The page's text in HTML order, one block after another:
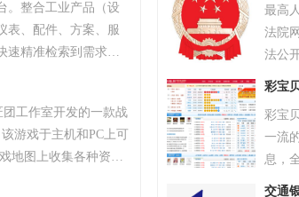
。整合工业产品（设
表、配件、方案、服
速精准检索到需求产
品牌排行、行业专
团工作室开发的一款战
游戏于主机和PC上可
地图上收集各种资
，让自己生存到最后
昆明
协会
2022
电消
3.15
消费
最高
法院
法公
法院
彩宝
彩宝
一流
息，
工具,
交通